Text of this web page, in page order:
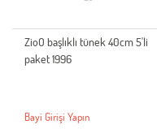
ZioO başlıklı tünek 40cm 5'li
paket 1996
Bayi Girişi Yapın